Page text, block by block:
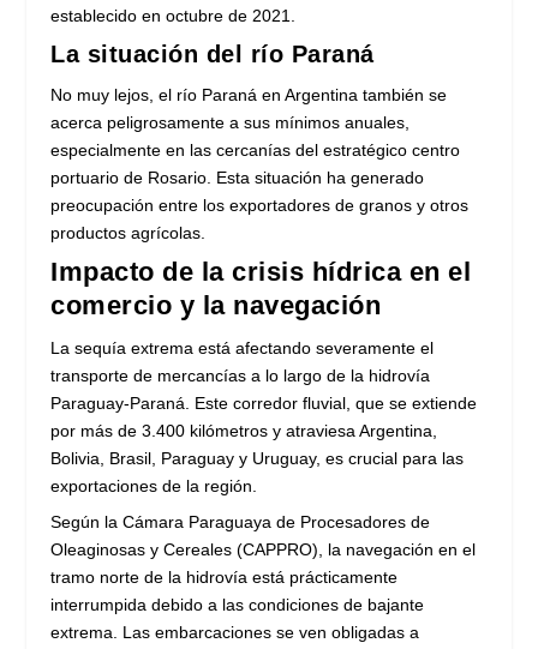
establecido en octubre de 2021.
La situación del río Paraná
No muy lejos, el río Paraná en Argentina también se
acerca peligrosamente a sus mínimos anuales,
especialmente en las cercanías del estratégico centro
portuario de Rosario. Esta situación ha generado
preocupación entre los exportadores de granos y otros
productos agrícolas.
Impacto de la crisis hídrica en el
comercio y la navegación
La sequía extrema está afectando severamente el
transporte de mercancías a lo largo de la hidrovía
Paraguay-Paraná. Este corredor fluvial, que se extiende
por más de 3.400 kilómetros y atraviesa Argentina,
Bolivia, Brasil, Paraguay y Uruguay, es crucial para las
exportaciones de la región.
Según la Cámara Paraguaya de Procesadores de
Oleaginosas y Cereales (CAPPRO), la navegación en el
tramo norte de la hidrovía está prácticamente
interrumpida debido a las condiciones de bajante
extrema. Las embarcaciones se ven obligadas a